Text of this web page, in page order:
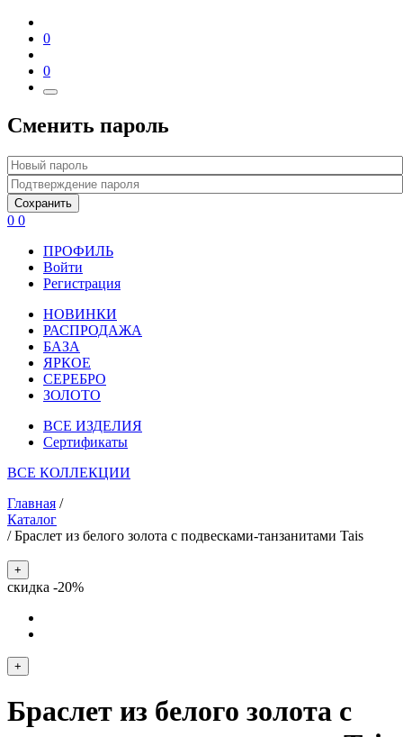
0
0
Сменить пароль
Сохранить
0 0
ПРОФИЛЬ
Войти
Регистрация
НОВИНКИ
РАСПРОДАЖА
БАЗА
ЯРКОЕ
СЕРЕБРО
ЗОЛОТО
ВСЕ ИЗДЕЛИЯ
Сертификаты
ВСЕ КОЛЛЕКЦИИ
Главная /
Каталог
/Браслет из белого золота с подвесками-танзанитами Tais
+
скидка -20%
+
Браслет из белого золота с